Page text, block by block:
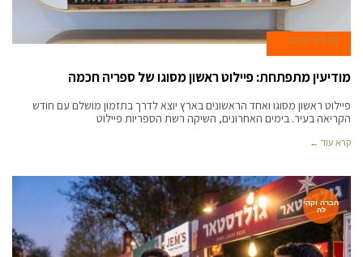
28 ביוני 2026
מודיעין מתפתחת: פיילוט ראשון מסוגו של ספריה חכמה
פיילוט ראשון מסוגו ואחד הראשונים בארץ יוצא לדרך בתזמון מושלם עם חודש
הקריאה בעיר. בימים האחרונים, השיקה רשת הספריות פיילוט
קרא עוד ←
חברה וקהי
לה